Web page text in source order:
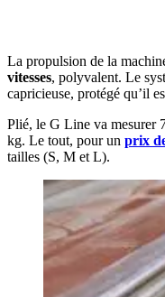
La propulsion de la
vitesses, polyvalent. Le
capricieuse, protégé qu’il
Plié, le G Line va mesurer
kg. Le tout, pour un prix
tailles (S, M et L).